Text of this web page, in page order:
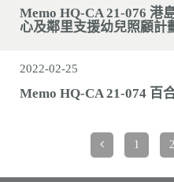
Memo HQ-CA 21-076 港
心及鄰里支援幼兒照顧計
2022-02-25
Memo HQ-CA 21-074 百
1 2